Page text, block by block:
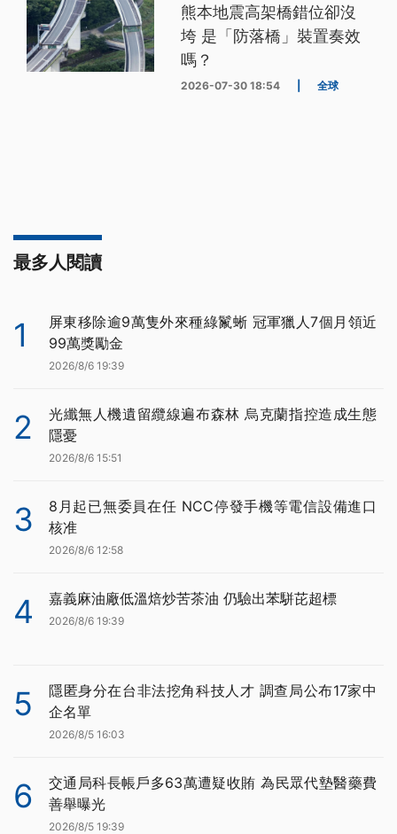
熊本地震高架橋錯位卻沒
垮 是「防落橋」裝置奏效
嗎？
2026-07-30 18:54 全球
最多人閱讀
1
屏東移除逾9萬隻外來種綠鬣蜥 冠軍獵人7個月領近
99萬獎勵金
2026/8/6 19:39
2
光纖無人機遺留纜線遍布森林 烏克蘭指控造成生態
隱憂
2026/8/6 15:51
3
8月起已無委員在任 NCC停發手機等電信設備進口
核准
2026/8/6 12:58
4 嘉義麻油廠低溫焙炒苦茶油 仍驗出苯駢芘超標
2026/8/6 19:39
5
隱匿身分在台非法挖角科技人才 調查局公布17家中
企名單
2026/8/5 16:03
6
交通局科長帳戶多63萬遭疑收賄 為民眾代墊醫藥費
善舉曝光
2026/8/5 19:39